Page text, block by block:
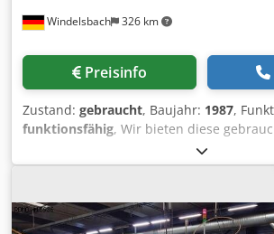
Windelsbach 326 km
Preisinfo
Zustand: gebraucht, Baujahr: 1987,
funktionsfähig, Wir bieten diese
8-12 Mahlanlage Hammermühle, Baujahr
genauen Pläne mit den Einzelteilen sind
Codpfsy Iu Rmsx Aiijrf Wenn Sie
mehr Informationen benötigen,
eine Nachricht oder rufen uns an.